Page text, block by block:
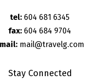
tel: 604 681 6345
fax: 604 684 9704
mail@travelg.com
Stay Connected